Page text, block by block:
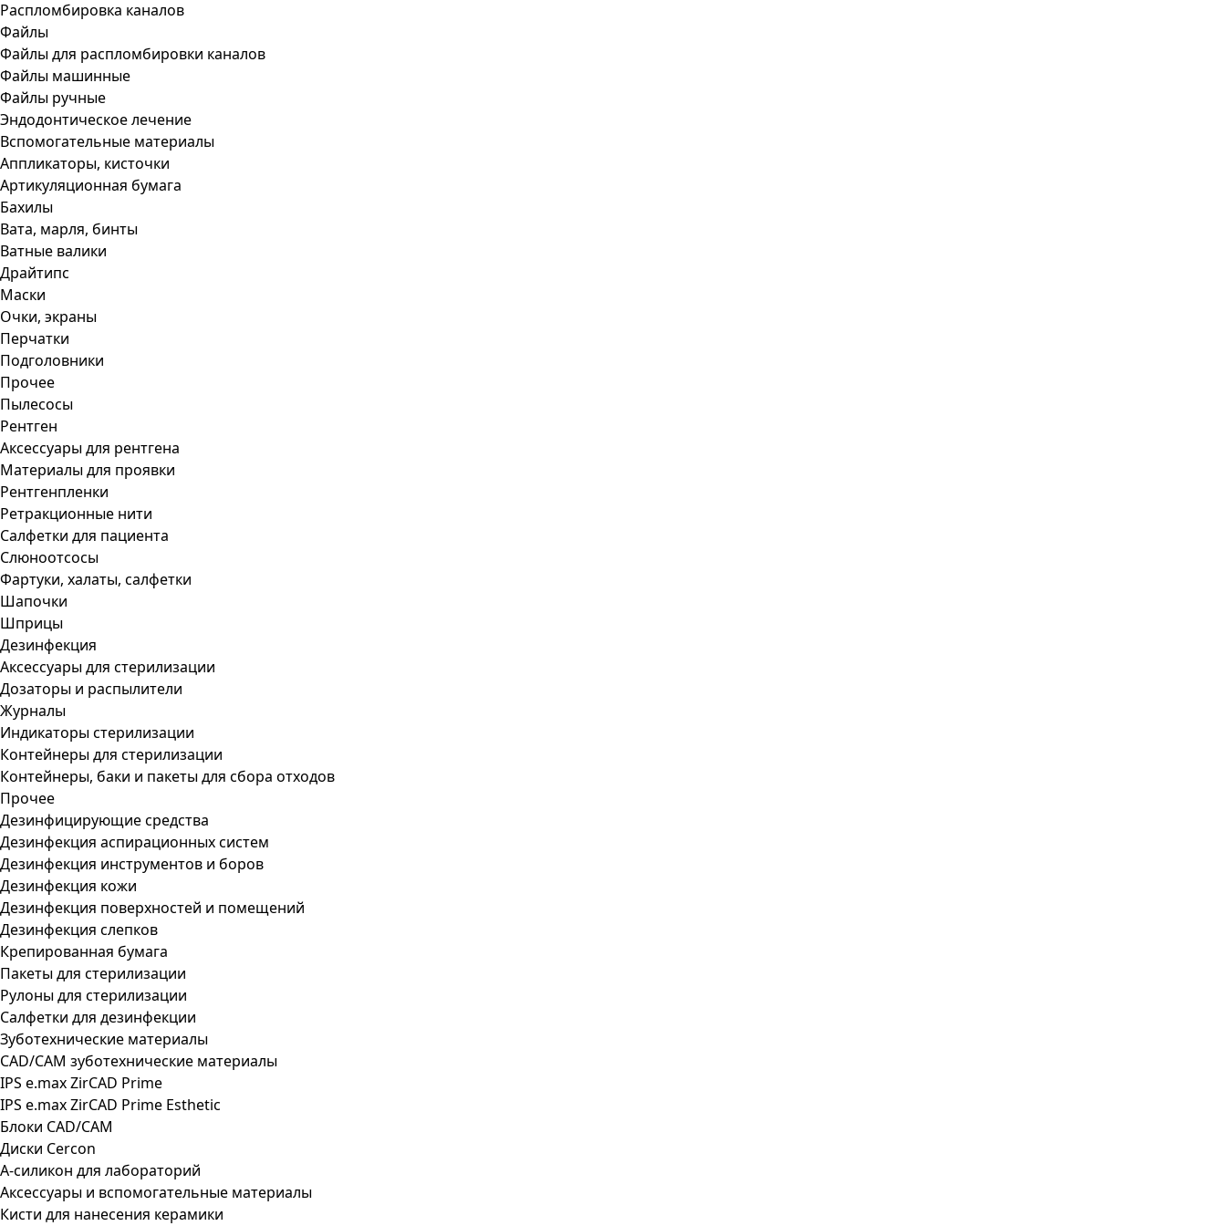
Распломбировка каналов
Файлы
Файлы для распломбировки каналов
Файлы машинные
Файлы ручные
Эндодонтическое лечение
Вспомогательные материалы
Аппликаторы, кисточки
Артикуляционная бумага
Бахилы
Вата, марля, бинты
Ватные валики
Драйтипс
Маски
Очки, экраны
Перчатки
Подголовники
Прочее
Пылесосы
Рентген
Аксессуары для рентгена
Материалы для проявки
Рентгенпленки
Ретракционные нити
Салфетки для пациента
Слюноотсосы
Фартуки, халаты, салфетки
Шапочки
Шприцы
Дезинфекция
Аксессуары для стерилизации
Дозаторы и распылители
Журналы
Индикаторы стерилизации
Контейнеры для стерилизации
Контейнеры, баки и пакеты для сбора отходов
Прочее
Дезинфицирующие средства
Дезинфекция аспирационных систем
Дезинфекция инструментов и боров
Дезинфекция кожи
Дезинфекция поверхностей и помещений
Дезинфекция слепков
Крепированная бумага
Пакеты для стерилизации
Рулоны для стерилизации
Салфетки для дезинфекции
Зуботехнические материалы
CAD/CAM зуботехнические материалы
IPS e.max ZirCAD Prime
IPS e.max ZirCAD Prime Esthetic
Блоки CAD/CAM
Диски Cercon
А-силикон для лабораторий
Аксессуары и вспомогательные материалы
Кисти для нанесения керамики